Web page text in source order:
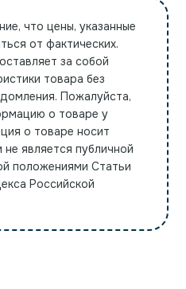
что цены, указанные
от фактических.
за собой
товара без
Пожалуйста,
о товаре у
о товаре носит
является публичной
положениями Статьи
Российской